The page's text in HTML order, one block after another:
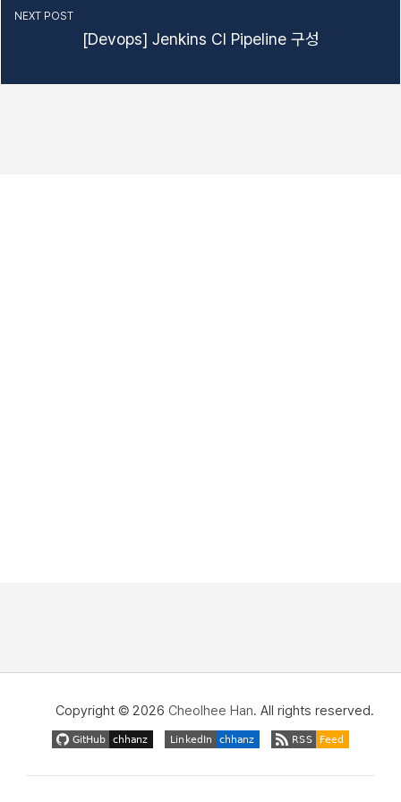
[Devops] Jenkins CI Pipeline 구성
NEXT POST
Copyright © 2026 Cheolhee Han. All rights reserved.